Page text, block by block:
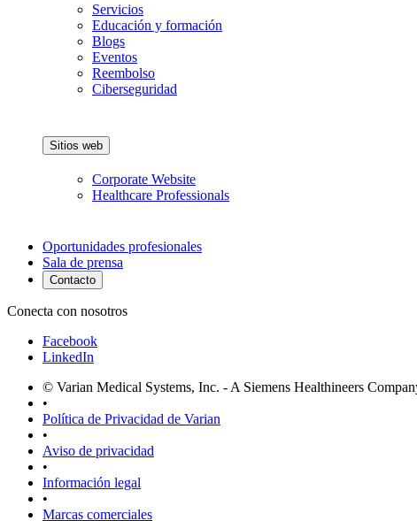
Servicios
Educación y formación
Blogs
Eventos
Reembolso
Ciberseguridad
Sitios web
Corporate Website
Healthcare Professionals
Oportunidades profesionales
Sala de prensa
Contacto
Conecta con nosotros
Facebook
LinkedIn
© Varian Medical Systems, Inc. - A Siemens Healthineers
•
Política de Privacidad de Varian
•
Aviso de privacidad
•
Información legal
•
Marcas comerciales